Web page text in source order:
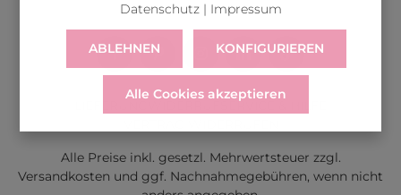
SERVICE & HILFE
Alle Preise inkl. gesetzl. Mehrwertsteuer zzgl.
Versandkosten und ggf. Nachnahmegebühren, wenn nicht
Datenschutz| Impressum
ABLEHNEN KONFIGURIEREN
Alle Cookies akzeptieren